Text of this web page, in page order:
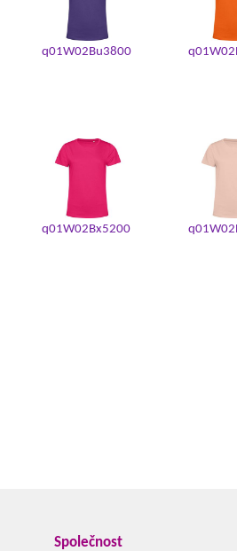
q01W02Bu3800
q01W02Bx5200
Společnost